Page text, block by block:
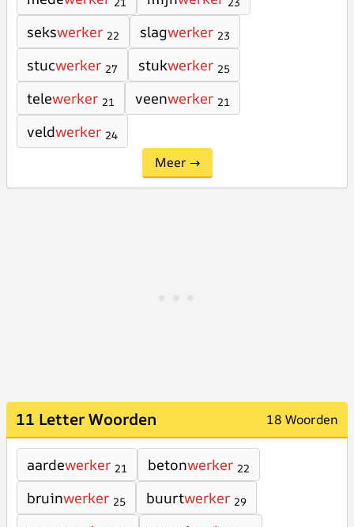
sekswerker 22 slagwerker 23
stucwerker 27 stukwerker 25
telewerker 21 veenwerker 21
veldwerker 24
Meer →
11 Letter Woorden 18 Woorden
aardewerker 21 betonwerker 22
bruinwerker 25 buurtwerker 29